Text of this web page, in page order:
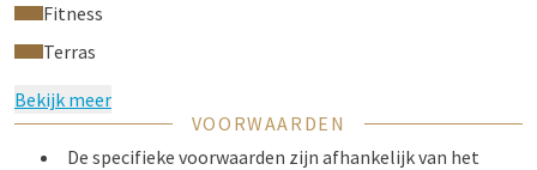
Fitness
Terras
Bekijk meer
VOORWAARDEN
De specifieke voorwaarden zijn afhankelijk van het